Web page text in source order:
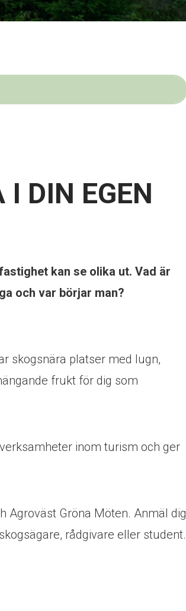
DIN EGEN
kan se olika ut. Vad är
och var börjar man?
skogsnära platser med lugn,
frukt för dig som
inom turism och ger
Agroväst Gröna Möten. Anmäl dig
rådgivare eller student.